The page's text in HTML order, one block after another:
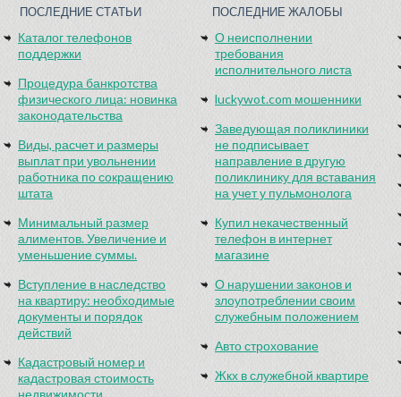
ПОСЛЕДНИЕ СТАТЬИ
Каталог телефонов
поддержки
Процедура банкротства
физического лица: новинка
законодательства
Виды, расчет и размеры
выплат при увольнении
работника по сокращению
штата
Минимальный размер
алиментов. Увеличение и
уменьшение суммы.
Вступление в наследство
на квартиру: необходимые
документы и порядок
действий
Кадастровый номер и
кадастровая стоимость
недвижимости
ПОСЛЕДНИЕ ЖАЛОБЫ
О неисполнении
требования
исполнительного листа
luckywot.com мошенники
Заведующая поликлиники
не подписывает
направление в другую
поликлинику для вставания
на учет у пульмонолога
Купил некачественный
телефон в интернет
магазине
О нарушении законов и
злоупотреблении своим
служебным положением
Авто строхование
Жкх в служебной квартире